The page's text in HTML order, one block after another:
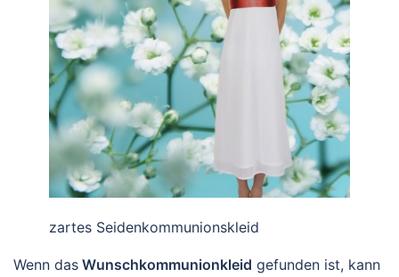
zartes Seidenkommunionskleid
Wenn das Wunschkommunionkleid gefunden ist, kann